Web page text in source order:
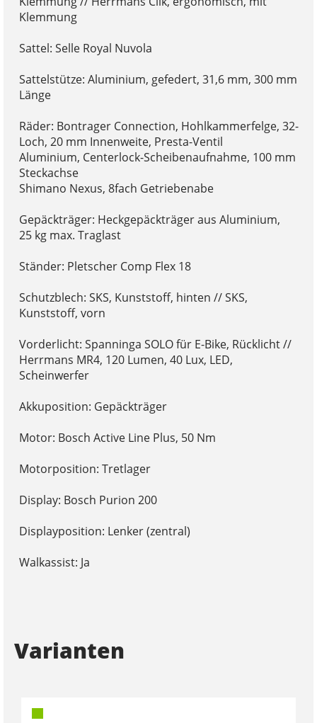
Klemmung
Sattel: Selle Royal Nuvola
Sattelstütze: Aluminium, gefedert, 31,6 mm, 300 mm
Länge
Räder: Bontrager Connection, Hohlkammerfelge, 32-
Loch, 20 mm Innenweite, Presta-Ventil
Aluminium, Centerlock-Scheibenaufnahme, 100 mm
Steckachse
Shimano Nexus, 8fach Getriebenabe
Gepäckträger: Heckgepäckträger aus Aluminium,
25 kg max. Traglast
Ständer: Pletscher Comp Flex 18
Schutzblech: SKS, Kunststoff, hinten // SKS,
Kunststoff, vorn
Vorderlicht: Spanninga SOLO für E-Bike, Rücklicht //
Herrmans MR4, 120 Lumen, 40 Lux, LED,
Scheinwerfer
Akkuposition: Gepäckträger
Motor: Bosch Active Line Plus, 50 Nm
Motorposition: Tretlager
Display: Bosch Purion 200
Displayposition: Lenker (zentral)
Walkassist: Ja
Varianten